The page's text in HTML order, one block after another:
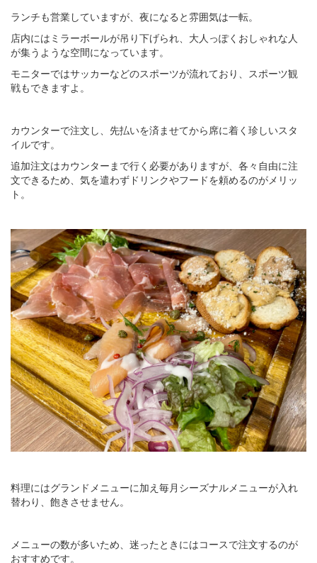
ランチも営業していますが、夜になると雰囲気は一転。
店内にはミラーボールが吊り下げられ、大人っぽくおしゃれな人
が集うような空間になっています。
モニターではサッカーなどのスポーツが流れており、スポーツ観
戦もできますよ。
カウンターで注文し、先払いを済ませてから席に着く珍しいスタ
イルです。
追加注文はカウンターまで行く必要がありますが、各々自由に注
文できるため、気を遣わずドリンクやフードを頼めるのがメリッ
ト。
料理にはグランドメニューに加え毎月シーズナルメニューが入れ
替わり、飽きさせません。
メニューの数が多いため、迷ったときにはコースで注文するのが
おすすめです。